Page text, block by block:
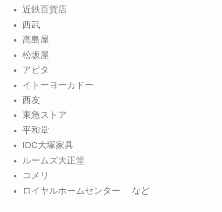
近鉄百貨店
西武
高島屋
松坂屋
アピタ
イトーヨーカドー
西友
東急ストア
平和堂
IDC大塚家具
ルームズ大正堂
コメリ
ロイヤルホームセンター など